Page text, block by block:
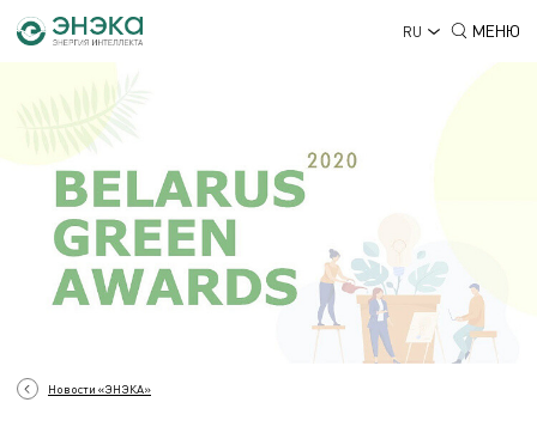
RU МЕНЮ
Новости «ЭНЭКА»